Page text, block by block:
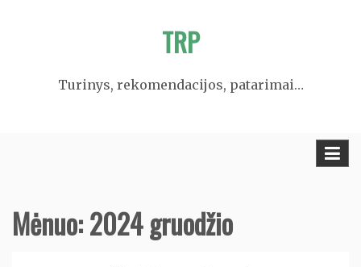
TRP
Turinys, rekomendacijos, patarimai…
Mėnuo:2024 gruodžio